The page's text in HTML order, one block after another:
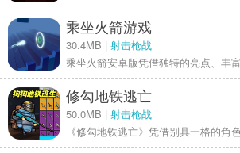
乘坐火箭游戏
30.4MB | 射击枪战
修勾地铁逃亡
50.0MB | 射击枪战